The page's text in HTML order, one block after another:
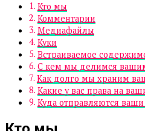
Кто мы
Комментарии
Медиафайлы
Куки
Встраиваемое
С кем мы делимся
Как долго мы храним
Какие у вас права на
Куда отправляются